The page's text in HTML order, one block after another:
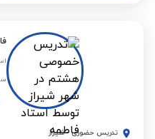
تدریس حضوری - شیراز